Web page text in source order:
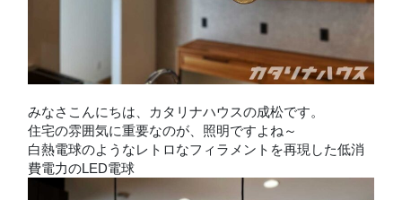
みなさこんにちは、カタリナハウスの成松です。
住宅の雰囲気に重要なのが、照明ですよね～
白熱電球のようなレトロなフィラメントを再現した低消
費電力のLED電球